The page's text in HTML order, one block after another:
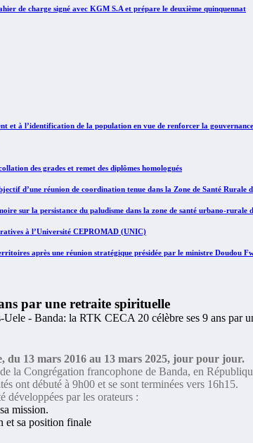
de charge signé avec KGM S.A et prépare le deuxième quinquennat
et à l’identification de la population en vue de renforcer la
des grades et remet des diplômes homologués
d’une réunion de coordination tenue dans la Zone de Santé Rurale
sur la persistance du paludisme dans la zone de santé urbano-rurale
à l’Université CEPROMAD (UNIC)
après une réunion stratégique présidée par le ministre Doudou
par une retraite spirituelle
du 13 mars 2016 au 13 mars 2025, jour pour jour.
la Congrégation francophone de Banda, en
ont débuté à 9h00 et se sont terminées vers 16h15.
développées par les orateurs :
mission.
et sa position finale